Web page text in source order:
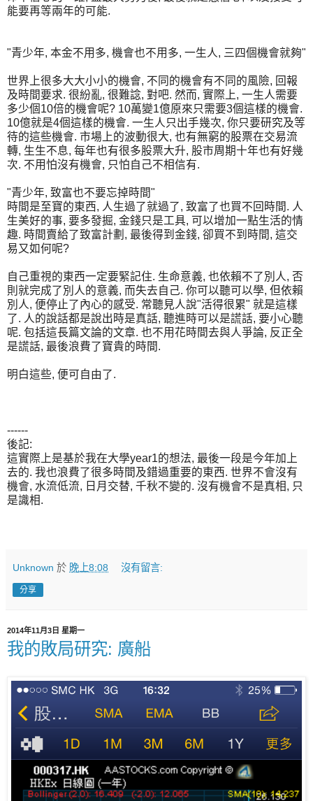
能要再等兩年的可能.
"青少年, 本金不用多, 機會也不用多, 一生人, 三四個機會就夠"
世界上很多大大小小的機會, 不同的機會有不同的風險, 回報
及時間要求. 很紛亂, 很難諗, 對吧. 然而, 實際上, 一生人需要
多少個10倍的機會呢? 10萬變1億原來只需要3個這樣的機會.
10億就是4個這樣的機會. 一生人只出手幾次, 你只要研究及等
待的這些機會. 市場上的波動很大, 也有無窮的股票在交易流
轉, 生生不息, 每年也有很多股票大升, 股市周期十年也有好幾
次. 不用怕沒有機會, 只怕自己不相信有.
"青少年, 致富也不要忘掉時間"
時間是至寶的東西, 人生過了就過了, 致富了也買不回時間. 人
生美好的事, 要多發掘, 金錢只是工具, 可以增加一點生活的情
趣. 時間賣給了致富計劃, 最後得到金錢, 卻買不到時間, 這交
易又如何呢?
自己重視的東西一定要緊記住. 生命意義, 也依賴不了別人, 否
則就完成了別人的意義, 而失去自己. 你可以聽可以學, 但依賴
別人, 便停止了內心的感受. 常聽見人說"活得很累" 就是這樣
了. 人的說話都是說出時是真話, 聽進時可以是謊話, 要小心聽
呢. 包括這長篇文論的文章. 也不用花時間去與人爭論, 反正全
是謊話, 最後浪費了寶貴的時間.
明白這些, 便可自由了.
------
後記:
這實際上是基於我在大學year1的想法, 最後一段是今年加上
去的. 我也浪費了很多時間及錯過重要的東西. 世界不會沒有
機會, 水流低流, 日月交替, 千秋不變的. 沒有機會不是真相, 只
是識相.
Unknown 於 晚上8:08 沒有留言:
分享
2014年11月3日 星期一
我的敗局研究: 廣船